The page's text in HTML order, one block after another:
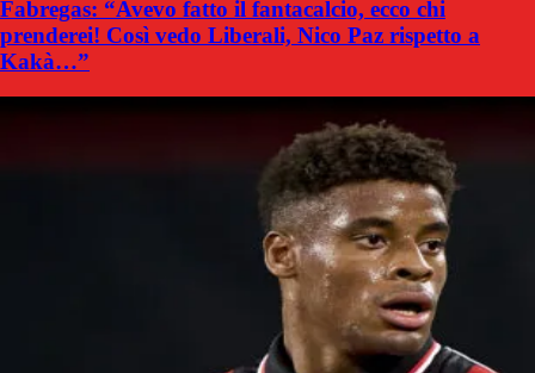
Fabregas: “Avevo fatto il fantacalcio, ecco chi
prenderei! Così vedo Liberali, Nico Paz rispetto a
Kakà…”